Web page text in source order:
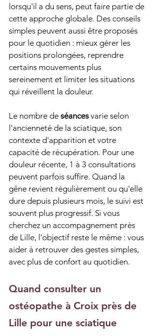
lorsqu'il a du sens, peut faire partie de
cette approche globale. Des conseils
simples peuvent aussi être proposés
pour le quotidien : mieux gérer les
positions prolongées, reprendre
certains mouvements plus
sereinement et limiter les situations
qui réveillent la douleur.
Le nombre de séances varie selon
l'ancienneté de la sciatique, son
contexte d'apparition et votre
capacité de récupération. Pour une
douleur récente, 1 à 3 consultations
peuvent parfois suffire. Quand la
gêne revient régulièrement ou qu'elle
dure depuis plusieurs mois, le suivi est
souvent plus progressif. Si vous
cherchez un accompagnement près
de Lille, l'objectif reste le même : vous
aider à retrouver des gestes simples,
avec plus de confort au quotidien.
Quand consulter un
ostéopathe à Croix près de
Lille pour une sciatique